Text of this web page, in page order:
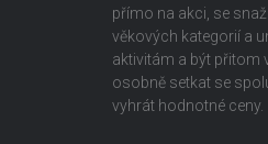
přímo na akci, se
věkových kategorií a
aktivitám a být přitom
osobně setkat se
vyhrát hodnotné ceny.